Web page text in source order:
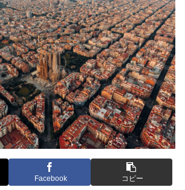
Facebook コピー